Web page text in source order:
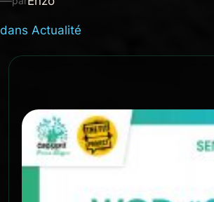
dans Actualité